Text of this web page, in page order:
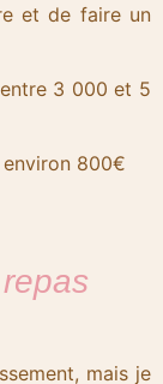
et de faire un
3 000 et 5
environ 800€
mais je